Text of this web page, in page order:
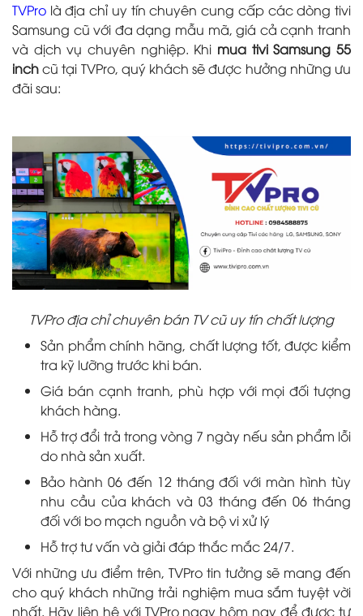
TVPro là địa chỉ uy tín chuyên cung cấp các dòng tivi
Samsung cũ với đa dạng mẫu mã, giá cả cạnh tranh
và dịch vụ chuyên nghiệp. Khi mua tivi Samsung 55
inchcũ tại TVPro, quý khách sẽ được hưởng những ưu
đãi sau:
TVPro địa chỉ chuyên bán TV cũ uy tín chất lượng
Sản phẩm chính hãng, chất lượng tốt, được kiểm
tra kỹ lưỡng trước khi bán.
Giá bán cạnh tranh, phù hợp với mọi đối tượng
khách hàng.
Hỗ trợ đổi trả trong vòng 7 ngày nếu sản phẩm lỗi
do nhà sản xuất.
Bảo hành 06 đến 12 tháng đối với màn hình tùy
nhu cầu của khách và 03 tháng đến 06 tháng
đối với bo mạch nguồn và bộ vi xử lý
Hỗ trợ tư vấn và giải đáp thắc mắc 24/7.
Với những ưu điểm trên, TVPro tin tưởng sẽ mang đến
cho quý khách những trải nghiệm mua sắm tuyệt vời
nhất. Hãy liên hệ với TVPro ngay hôm nay để được tư